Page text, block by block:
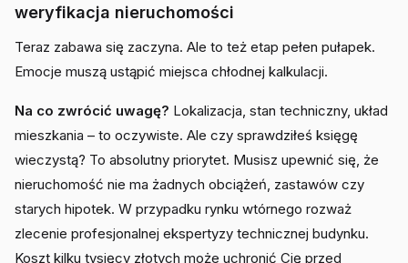
weryfikacja nieruchomości
Teraz zabawa się zaczyna. Ale to też etap pełen pułapek.
Emocje muszą ustąpić miejsca chłodnej kalkulacji.
Na co zwrócić uwagę? Lokalizacja, stan techniczny, układ
mieszkania – to oczywiste. Ale czy sprawdziłeś księgę
wieczystą? To absolutny priorytet. Musisz upewnić się, że
nieruchomość nie ma żadnych obciążeń, zastawów czy
starych hipotek. W przypadku rynku wtórnego rozważ
zlecenie profesjonalnej ekspertyzy technicznej budynku.
Koszt kilku tysięcy złotych może uchronić Cię przed